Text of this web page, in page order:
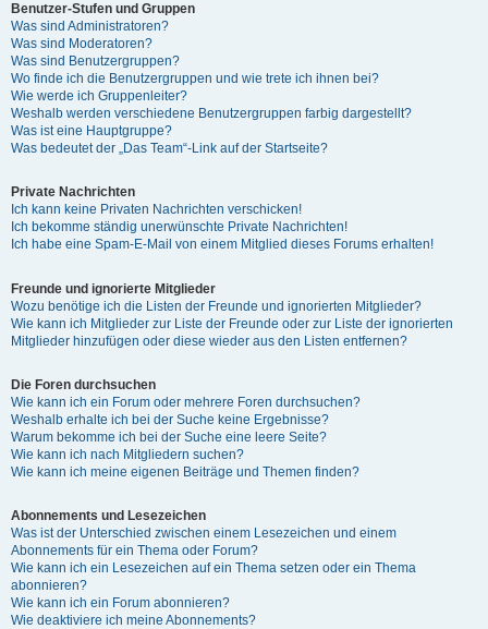
Benutzer-Stufen und Gruppen
Was sind Administratoren?
Was sind Moderatoren?
Was sind Benutzergruppen?
Wo finde ich die Benutzergruppen und wie trete ich ihnen bei?
Wie werde ich Gruppenleiter?
Weshalb werden verschiedene Benutzergruppen farbig dargestellt?
Was ist eine Hauptgruppe?
Was bedeutet der „Das Team“-Link auf der Startseite?
Private Nachrichten
Ich kann keine Privaten Nachrichten verschicken!
Ich bekomme ständig unerwünschte Private Nachrichten!
Ich habe eine Spam-E-Mail von einem Mitglied dieses Forums erhalten!
Freunde und ignorierte Mitglieder
Wozu benötige ich die Listen der Freunde und ignorierten Mitglieder?
Wie kann ich Mitglieder zur Liste der Freunde oder zur Liste der ignorierten
Mitglieder hinzufügen oder diese wieder aus den Listen entfernen?
Die Foren durchsuchen
Wie kann ich ein Forum oder mehrere Foren durchsuchen?
Weshalb erhalte ich bei der Suche keine Ergebnisse?
Warum bekomme ich bei der Suche eine leere Seite?
Wie kann ich nach Mitgliedern suchen?
Wie kann ich meine eigenen Beiträge und Themen finden?
Abonnements und Lesezeichen
Was ist der Unterschied zwischen einem Lesezeichen und einem
Abonnements für ein Thema oder Forum?
Wie kann ich ein Lesezeichen auf ein Thema setzen oder ein Thema
abonnieren?
Wie kann ich ein Forum abonnieren?
Wie deaktiviere ich meine Abonnements?